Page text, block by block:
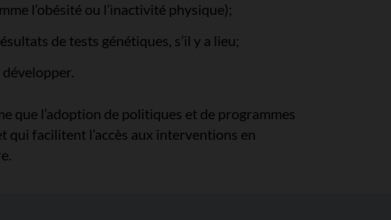
l’obésité ou l’inactivité physique);
de tests génétiques, s’il y a lieu;
que l’adoption de politiques et de programmes
facilitent l’accès aux interventions en